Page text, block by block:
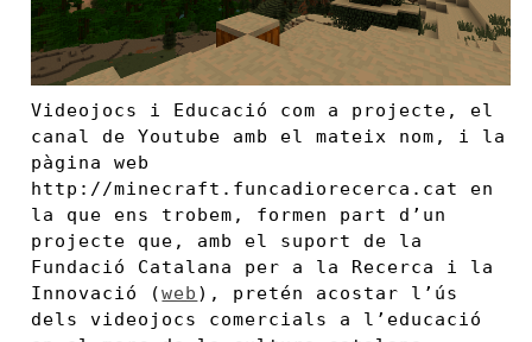
Videojocs i Educació com a projecte, el
canal de Youtube amb el mateix nom, i la
pàgina web
http://minecraft.funcadiorecerca.cat en
la que ens trobem, formen part d’un
projecte que, amb el suport de la
Fundació Catalana per a la Recerca i la
Innovació (web ), pretén acostar l’ús
dels videojocs comercials a l’educació